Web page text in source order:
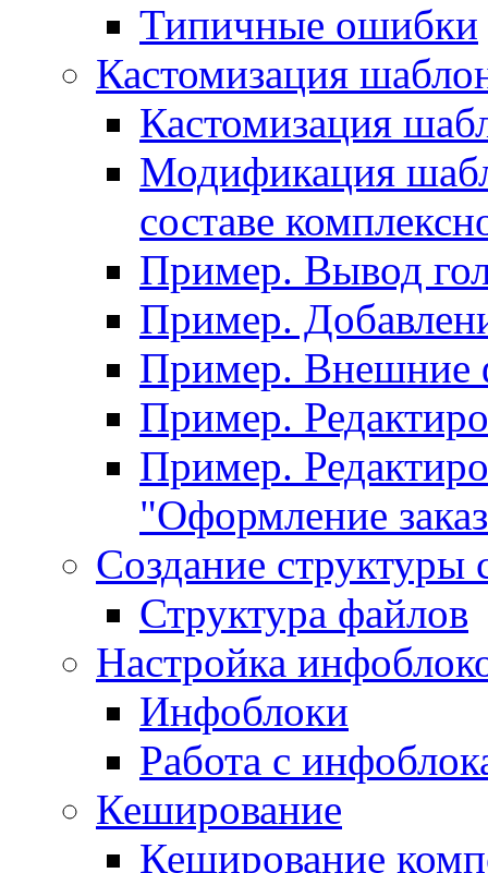
Типичные ошибки
Кастомизация
Кастомизация
Модификация
составе
Пример. Вывод
Пример.
Пример. Внешние
Пример.
Пример.
"Оформление
Создание структуры
Структура файлов
Настройка
Инфоблоки
Работа с
Кеширование
Кеширование